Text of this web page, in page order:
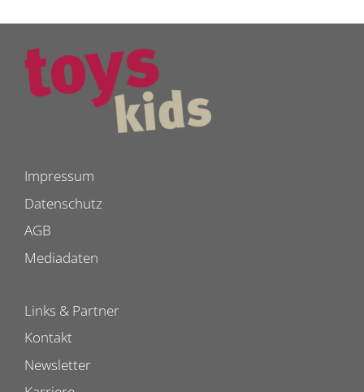
Impressum
Datenschutz
AGB
Mediadaten
Links & Partner
Kontakt
Newsletter